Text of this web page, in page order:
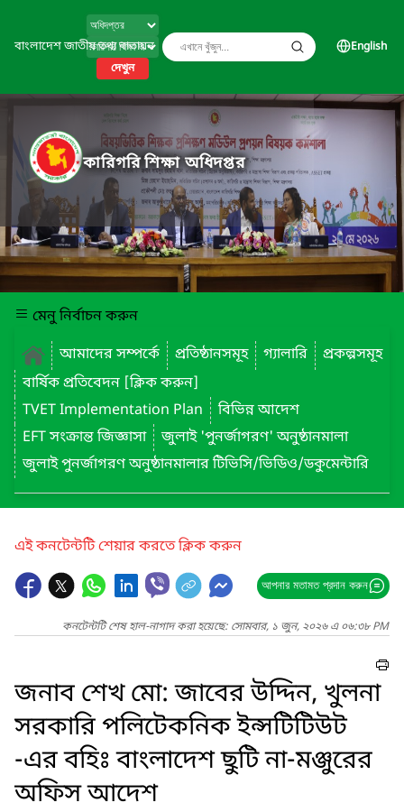
বাংলাদেশ জাতীয় তথ্য বাতায়ন
দেখুন
English
কারিগরি শিক্ষা অধিদপ্তর
মেনু নির্বাচন করুন
আমাদের সম্পর্কে
প্রতিষ্ঠানসমূহ গ্যালারি
প্রকল্পসমূহ
বার্ষিক প্রতিবেদন [ক্লিক করুন]
TVET Implementation Plan
বিভিন্ন আদেশ
EFT সংক্রান্ত জিজ্ঞাসা
জুলাই 'পুনর্জাগরণ' অনুষ্ঠানমালা
জুলাই পুনর্জাগরণ অনুষ্ঠানমালার টিভিসি/ভিডিও/ডকুমেন্টারি
এই কনটেন্টটি শেয়ার করতে ক্লিক করুন
আপনার মতামত প্রদান করুন
কনটেন্টটি শেষ হাল-নাগাদ করা হয়েছে: সোমবার, ১ জুন, ২০২৬ এ ০৬:৩৮ PM
জনাব শেখ মো: জাবের উদ্দিন, খুলনা
সরকারি পলিটেকনিক ইন্সটিটিউট
-এর বহিঃ বাংলাদেশ ছুটি না-মঞ্জুরের
অফিস আদেশ